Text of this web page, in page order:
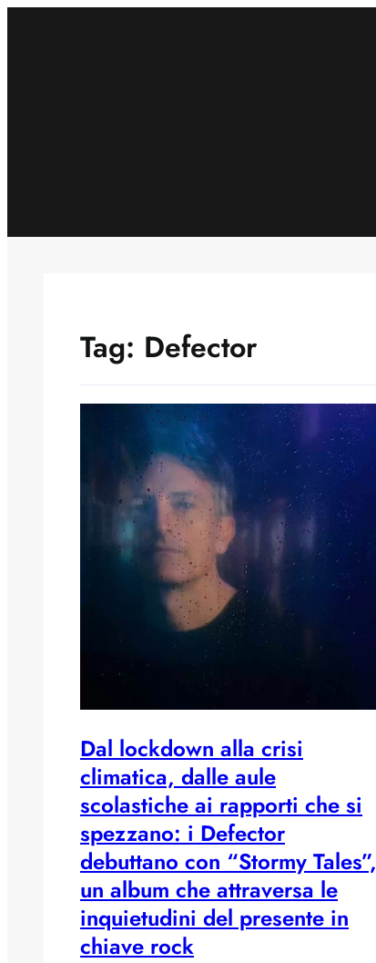
Tag: Defector
Dal lockdown alla crisi
climatica, dalle aule
scolastiche ai rapporti che si
spezzano: i Defector
debuttano con “Stormy Tales”,
un album che attraversa le
inquietudini del presente in
chiave rock